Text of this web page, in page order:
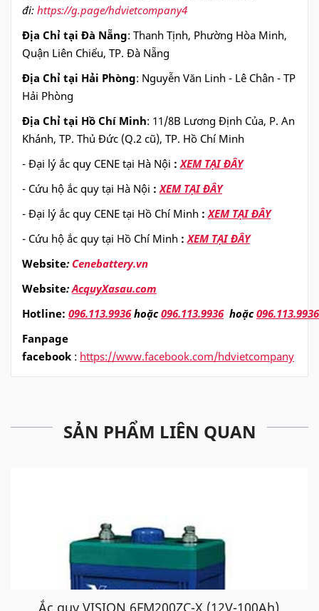
đi: https://g.page/hdvietcompany4
Địa Chỉ tại Đà Nẵng: Thanh Tịnh, Phường Hòa Minh,
Quận Liên Chiểu, TP. Đà Nẵng
Địa Chỉ tại Hải Phòng: Nguyễn Văn Linh - Lê Chân - TP
Hải Phòng
Địa Chỉ tại Hồ Chí Minh: 11/8B Lương Định Của, P. An
Khánh, TP. Thủ Đức (Q.2 cũ), TP. Hồ Chí Minh
- Đại lý ắc quy CENE tại Hà Nội : XEM TẠI ĐÂY
- Cứu hộ ắc quy tại Hà Nội : XEM TẠI ĐÂY
- Đại lý ắc quy CENE tại Hồ Chí Minh : XEM TẠI ĐÂY
- Cứu hộ ắc quy tại Hồ Chí Minh : XEM TẠI ĐÂY
Website: Cenebattery.vn
Website:AcquyXasau.com
Hotline: 096.113.9936hoặc096.113.9936 hoặc096.113.9936
Fanpage
facebook : https://www.facebook.com/hdvietcompany
SẢN PHẨM LIÊN QUAN
Ắc quy VISION 6FM200ZC-X (12V-100Ah)